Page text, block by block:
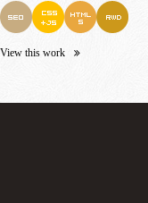
View this work